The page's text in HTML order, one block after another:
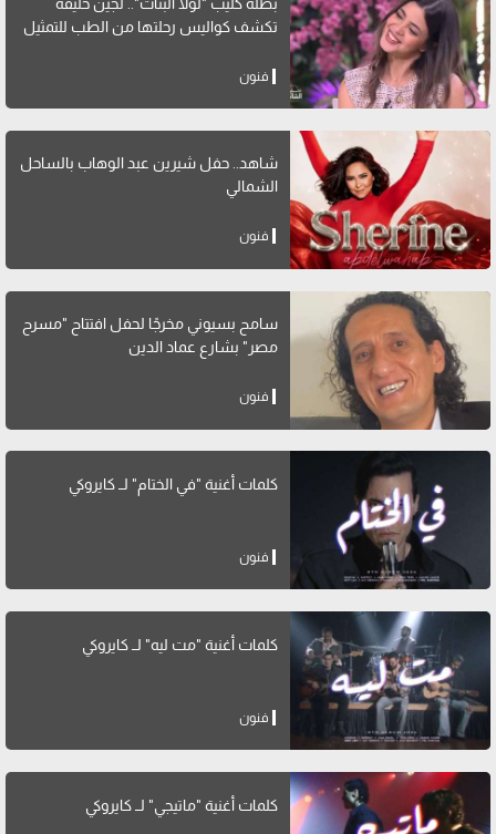
تكشف كواليس رحلتها من الطب للتمثيل
فنون
شاهد.. حفل شيرين عبد الوهاب بالساحل
الشمالي
فنون
سامح بسيوني مخرجًا لحفل افتتاح "مسرح
مصر" بشارع عماد الدين
فنون
كلمات أغنية "في الختام" لــ كايروكي
فنون
كلمات أغنية "مت ليه" لــ كايروكي
فنون
كلمات أغنية "ماتيجي" لــ كايروكي